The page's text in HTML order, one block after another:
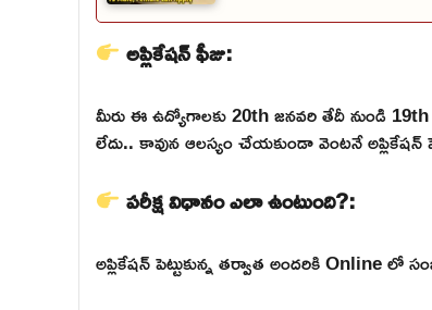
అప్లికేషన్ ఫీజు:
మీరు ఈ ఉద్యోగాలకు 20th జనవరి తేదీ నుండి 19th
లేదు.. కావున ఆలస్యం చేయకుండా వెంటనే అప్లికేషన్
పరీక్ష విధానం ఎలా ఉంటుంది?:
అప్లికేషన్ పెట్టుకున్న తర్వాత అందరికి Online లో